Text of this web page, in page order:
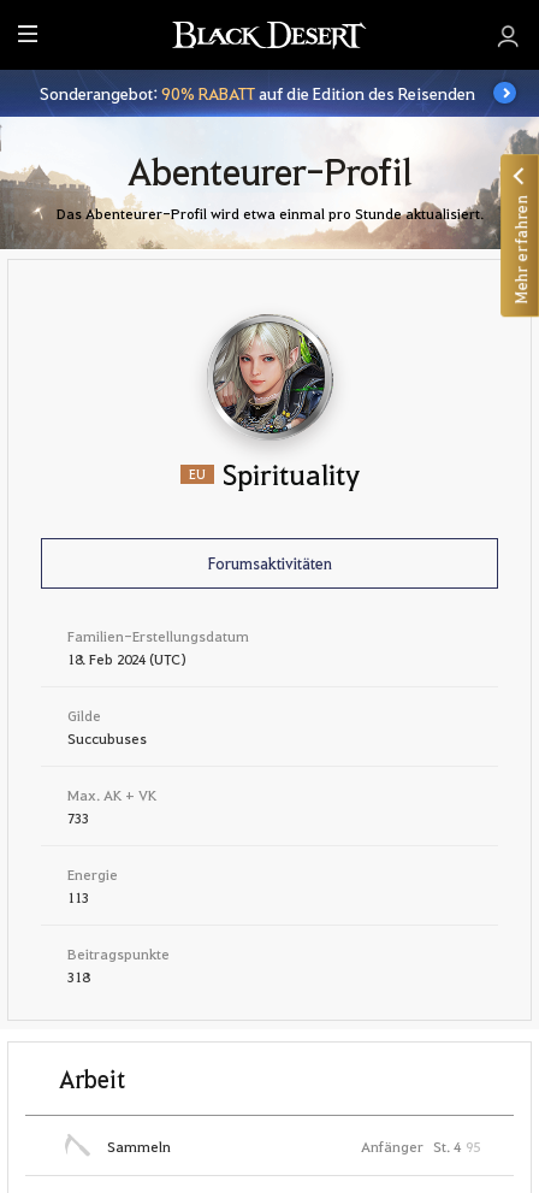
A
l
l Sonderangebot:90% RABATTauf die Edition des Reisenden
Abenteurer-Profil
Das Abenteurer-Profil wird etwa einmal pro Stunde aktualisiert.
EU Spirituality
Forumsaktivitäten
Familien-Erstellungsdatum
18. Feb 2024 (UTC)
Gilde
Succubuses
Max. AK + VK
733
Energie
113
Beitragspunkte
318
Arbeit
Sammeln Anfänger St. 4 95
Mehr erfahren